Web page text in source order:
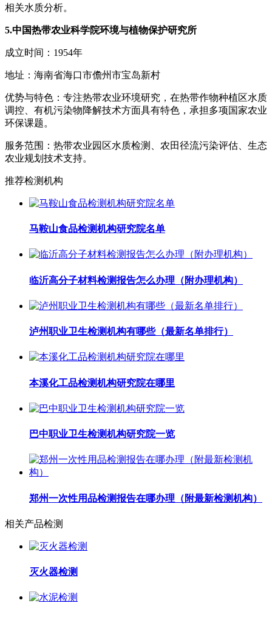
相关水质分析。
5.中国热带农业科学院环境与植物保护研究所
成立时间：1954年
地址：海南省海口市儋州市宝岛新村
优势与特色：专注热带农业环境研究，在热带作物种植区水质
调控、有机污染物降解技术方面具有特色，承担多项国家农业
环保课题。
服务范围：热带农业园区水质检测、农田径流污染评估、生态
农业规划技术支持。
推荐检测机构
马鞍山食品检测机构研究院名单
临沂高分子材料检测报告怎么办理（附办理机构）
泸州职业卫生检测机构有哪些（最新名单排行）
本溪化工品检测机构研究院在哪里
巴中职业卫生检测机构研究院一览
郑州一次性用品检测报告在哪办理（附最新检测机构）
相关产品检测
灭火器检测